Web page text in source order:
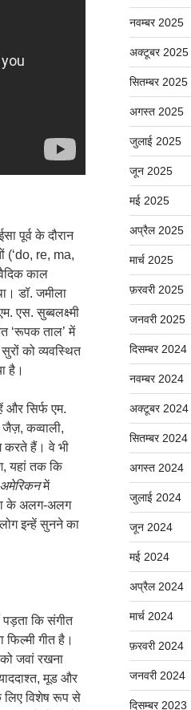
पूर्व के दौरान
(‘do, re, ma,
काल
डॉ. जमीला
एस. सुब्बलक्ष्मी
‘रूपक ताल’ में
को व्यवस्थित
है।
और सिर्फ एम.
जैज़, कव्वाली,
करते हैं। वे भी
यहां तक कि
अमेरिकनमें
के अलग-अलग
इन्हें सुनने का
कि संगीत
फिल्मी गीत है।
जवां रखना
मूड और
लिए विशेष रूप से
नवम्बर 2025
अक्टूबर 2025
सितम्बर 2025
अगस्त 2025
जुलाई 2025
जून 2025
मई 2025
अप्रैल 2025
मार्च 2025
फ़रवरी 2025
जनवरी 2025
दिसम्बर 2024
नवम्बर 2024
अक्टूबर 2024
सितम्बर 2024
अगस्त 2024
जुलाई 2024
जून 2024
मई 2024
अप्रैल 2024
मार्च 2024
फ़रवरी 2024
जनवरी 2024
दिसम्बर 2023